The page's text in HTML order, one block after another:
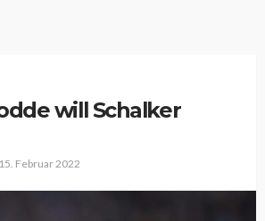
will Schalker
15. Februar 2022